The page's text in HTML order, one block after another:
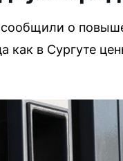
о
как в Сургуте